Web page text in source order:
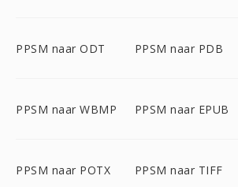
PPSM naar ODT PPSM naar PDB
PPSM naar WBMP PPSM naar EPUB
PPSM naar POTX PPSM naar TIFF